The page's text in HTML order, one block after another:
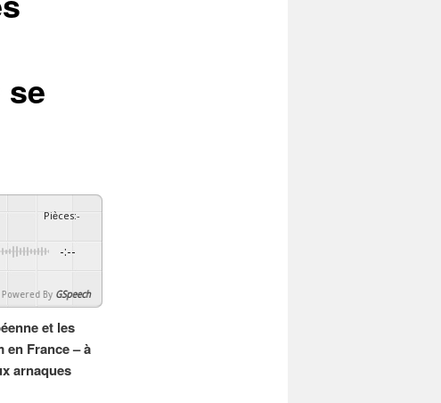
Pièces:-
-:--
By GSpeech
et les
en France – à
arnaques